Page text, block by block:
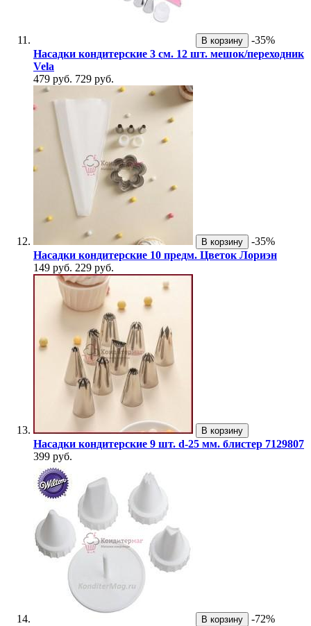
В корзину
-35%
Насадки кондитерские 3 см. 12 шт. мешок/переходник
Vela
479 руб. 729 руб.
В корзину
-35%
Насадки кондитерские 10 предм. Цветок Лориэн
149 руб. 229 руб.
В корзину
Насадки кондитерские 9 шт. d-25 мм. блистер 7129807
399 руб.
В корзину
-72%